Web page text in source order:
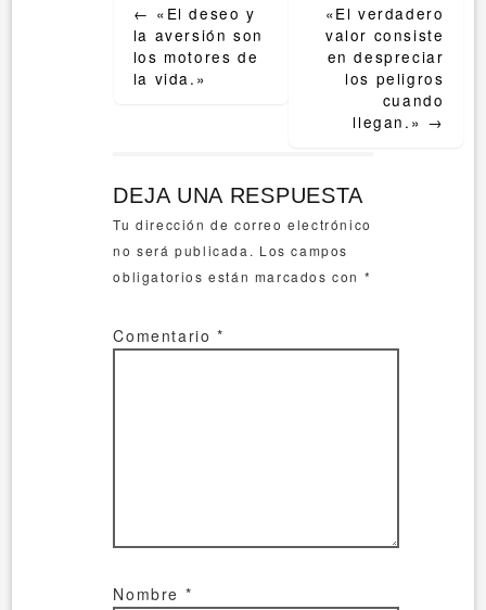
navigation
← «El deseo y
la aversión son
los motores de
la vida.»
«El verdadero
valor consiste
en despreciar
los peligros
cuando
llegan.» →
DEJA UNA RESPUESTA
Tu dirección de correo electrónico
no será publicada. Los campos
obligatorios están marcados con *
Comentario*
Nombre *